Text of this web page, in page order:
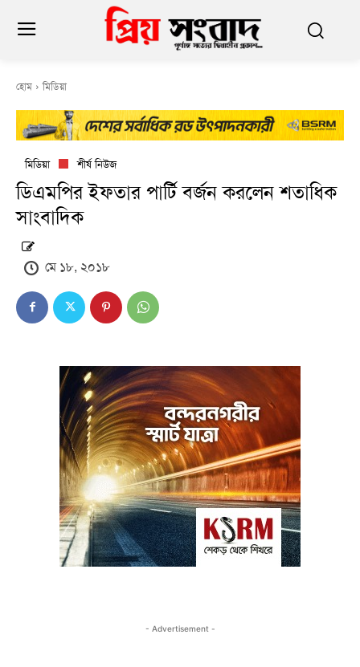
হোম মিডিয়া
মিডিয়া শীর্ষ নিউজ
ডিএমপির ইফতার পার্টি বর্জন করলেন শতাধিক
সাংবাদিক
মে ১৮, ২০১৮
- Advertisement -